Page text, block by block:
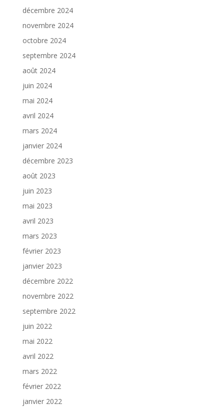
décembre 2024
novembre 2024
octobre 2024
septembre 2024
août 2024
juin 2024
mai 2024
avril 2024
mars 2024
janvier 2024
décembre 2023
août 2023
juin 2023
mai 2023
avril 2023
mars 2023
février 2023
janvier 2023
décembre 2022
novembre 2022
septembre 2022
juin 2022
mai 2022
avril 2022
mars 2022
février 2022
janvier 2022